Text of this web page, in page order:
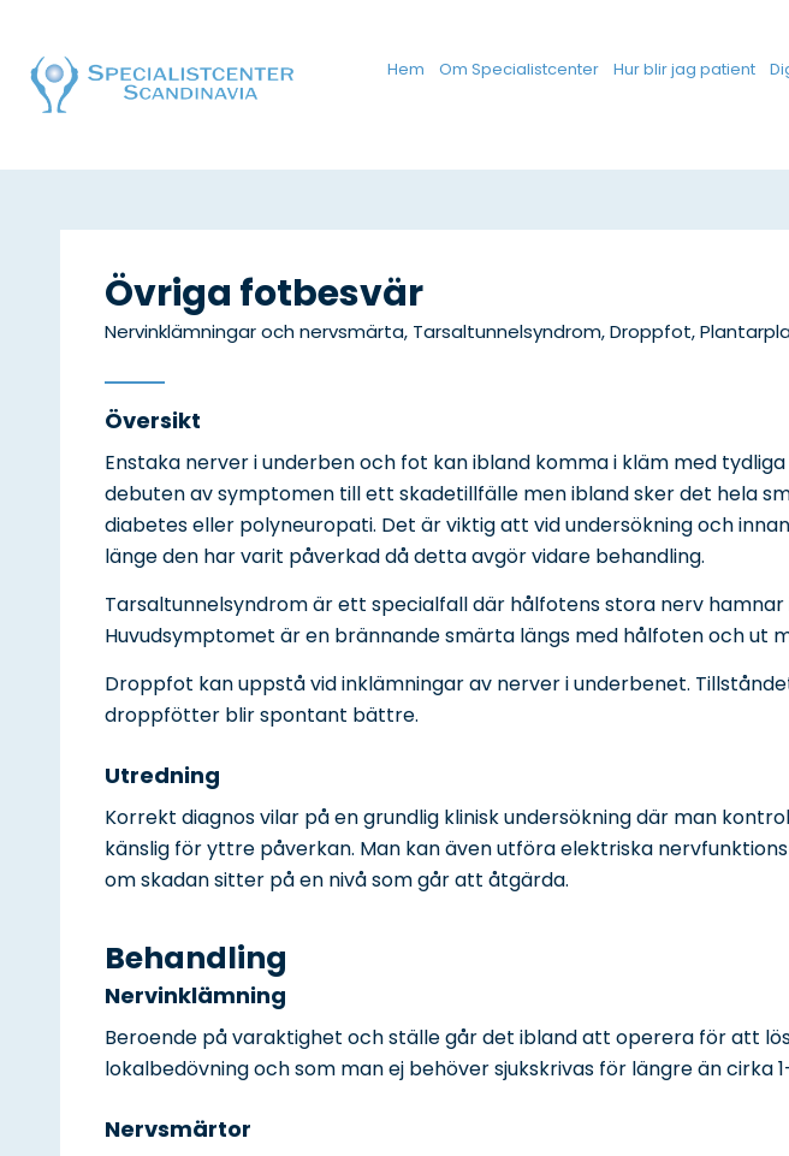
Hem Om Specialistcenter Hur blir jag patient
Övriga fotbesvär
Nervinklämningar och nervsmärta, Tarsaltunnelsyndrom, Droppfot,
Översikt
Enstaka nerver i underben och fot kan ibland komma i kläm med
debuten av symptomen till ett skadetillfälle men ibland sker det hela
diabetes eller polyneuropati. Det är viktig att vid undersökning och
länge den har varit påverkad då detta avgör vidare behandling.
Tarsaltunnelsyndrom är ett specialfall där hålfotens stora nerv
Huvudsymptomet är en brännande smärta längs med hålfoten och ut
Droppfot kan uppstå vid inklämningar av nerver i underbenet.
droppfötter blir spontant bättre.
Utredning
Korrekt diagnos vilar på en grundlig klinisk undersökning där man
känslig för yttre påverkan. Man kan även utföra elektriska
om skadan sitter på en nivå som går att åtgärda.
Behandling
Nervinklämning
Beroende på varaktighet och ställe går det ibland att operera för att
lokalbedövning och som man ej behöver sjukskrivas för längre än cirka
Nervsmärtor